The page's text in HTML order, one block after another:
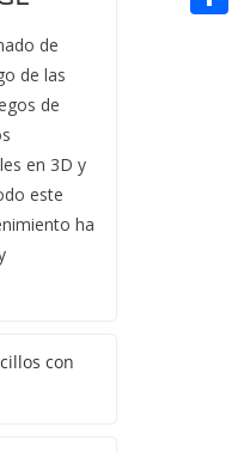
de
de las
de
en 3D y
este
ha
con
n
a